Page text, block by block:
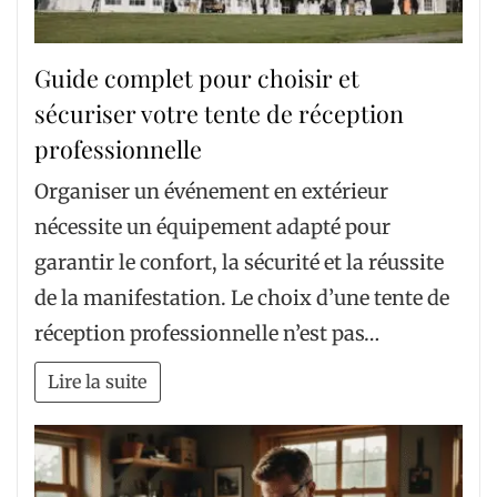
Guide complet pour choisir et
sécuriser votre tente de réception
professionnelle
Organiser un événement en extérieur
nécessite un équipement adapté pour
garantir le confort, la sécurité et la réussite
de la manifestation. Le choix d’une tente de
réception professionnelle n’est pas…
Lire la suite